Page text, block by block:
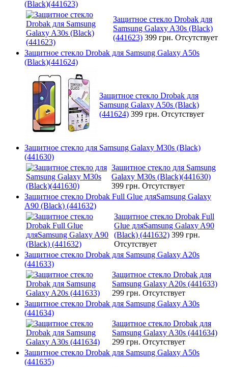
(Black)(441623)
Защитное стекло Drobak для
Samsung Galaxy A30s (Black)
(441623) 399 грн. Отсутствует
Защитное стекло Drobak для Samsung Galaxy A50s
(Black)(441624)
Защитное стекло Drobak для
Samsung Galaxy A50s (Black)
(441624) 399 грн. Отсутствует
Защитное стекло для Samsung Galaxy M30s (Black)
(441630)
Защитное стекло для Samsung
Galaxy M30s (Black)(441630)
399 грн. Отсутствует
Защитное стекло Drobak Full Glue дляSamsung Galaxy
A90 (Black) (441632)
Защитное стекло Drobak Full
Glue дляSamsung Galaxy A90
(Black) (441632) 399 грн.
Отсутствует
Защитное стекло Drobak для Samsung Galaxy A20s
(441633)
Защитное стекло Drobak для
Samsung Galaxy A20s (441633)
299 грн. Отсутствует
Защитное стекло Drobak для Samsung Galaxy A30s
(441634)
Защитное стекло Drobak для
Samsung Galaxy A30s (441634)
299 грн. Отсутствует
Защитное стекло Drobak для Samsung Galaxy A50s
(441635)